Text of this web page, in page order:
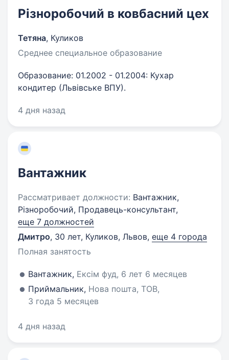
Різноробочий в ковбасний цех
Тетяна, Куликов
Среднее специальное образование
Образование: 01.2002 - 01.2004: Кухар
кондитер (Львівське ВПУ).
4 дня назад
Вантажник
Рассматривает должности: Вантажник,
Різноробочий, Продавець-консультант,
еще 7 должностей
Дмитро, 30 лет, Куликов, Львов, еще 4 города
Полная занятость
Вантажник, Ексім фуд, 6 лет 6 месяцев
Приймальник, Нова пошта, ТОВ,
3 года 5 месяцев
4 дня назад